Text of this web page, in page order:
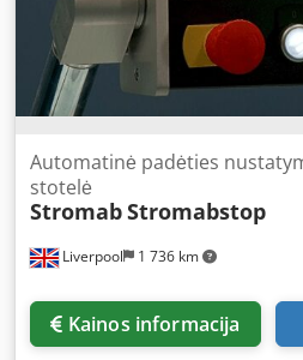
Liverpool 1 736 km
Automatinė padėties
stotelė
StromabStromabstop
Kainos informacija